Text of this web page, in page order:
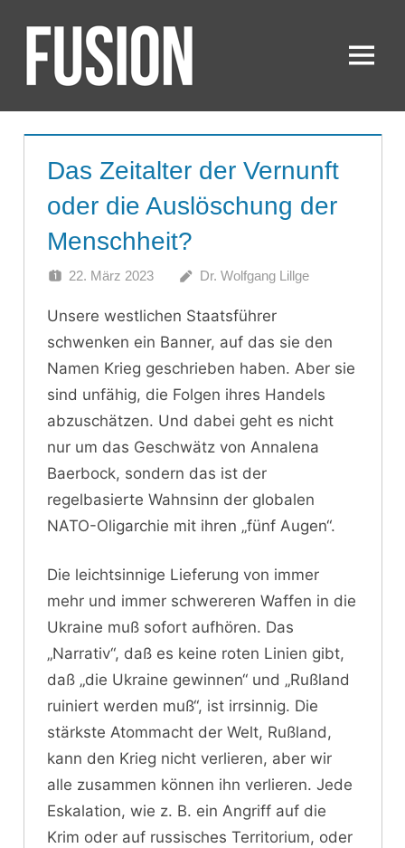
Inhalt
springenFUSION Menü
Das Zeitalter der Vernunft
oder die Auslöschung der
Menschheit?
22. März 2023 Dr. Wolfgang Lillge
Unsere westlichen Staatsführer
schwenken ein Banner, auf das sie den
Namen Krieg geschrieben haben. Aber sie
sind unfähig, die Folgen ihres Handels
abzuschätzen. Und dabei geht es nicht
nur um das Geschwätz von Annalena
Baerbock, sondern das ist der
regelbasierte Wahnsinn der globalen
NATO-Oligarchie mit ihren „fünf Augen“.
Die leichtsinnige Lieferung von immer
mehr und immer schwereren Waffen in die
Ukraine muß sofort aufhören. Das
„Narrativ“, daß es keine roten Linien gibt,
daß „die Ukraine gewinnen“ und „Rußland
ruiniert werden muß“, ist irrsinnig. Die
stärkste Atommacht der Welt, Rußland,
kann den Krieg nicht verlieren, aber wir
alle zusammen können ihn verlieren. Jede
Eskalation, wie z. B. ein Angriff auf die
Krim oder auf russisches Territorium, oder